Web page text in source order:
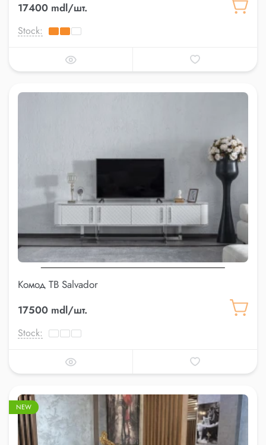
17400 mdl/шт.
Stock:
Комод ТВ Salvador
17500 mdl/шт.
Stock:
NEW